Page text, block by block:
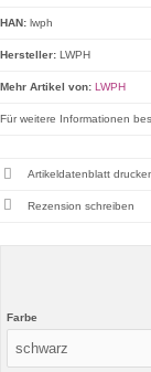
Farbe
HAN: lwph
Hersteller: LWPH
Mehr Artikel von: LWPH
Für weitere Informationen
Artikeldatenblatt
Rezension schreiben